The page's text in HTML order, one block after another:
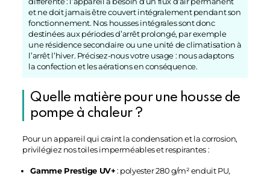
et ne doit jamais être couvert intégralement pendant son
fonctionnement. Nos housses intégrales sont donc
destinées aux périodes d’arrêt prolongé, par exemple
une résidence secondaire ou une unité de climatisation à
l’arrêt l’hiver. Précisez-nous votre usage : nous adaptons
la confection et les aérations en conséquence.
Quelle matière pour une housse de
pompe à chaleur ?
Pour un appareil qui craint la condensation et la corrosion,
privilégiez nos toiles imperméables et respirantes :
Gamme Prestige UV+: polyester 280 g/m² enduit PU,